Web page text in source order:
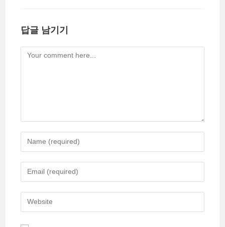
답글 남기기
Comment
Enter
your
name
comment
Enter
your
email
address
Enter
your